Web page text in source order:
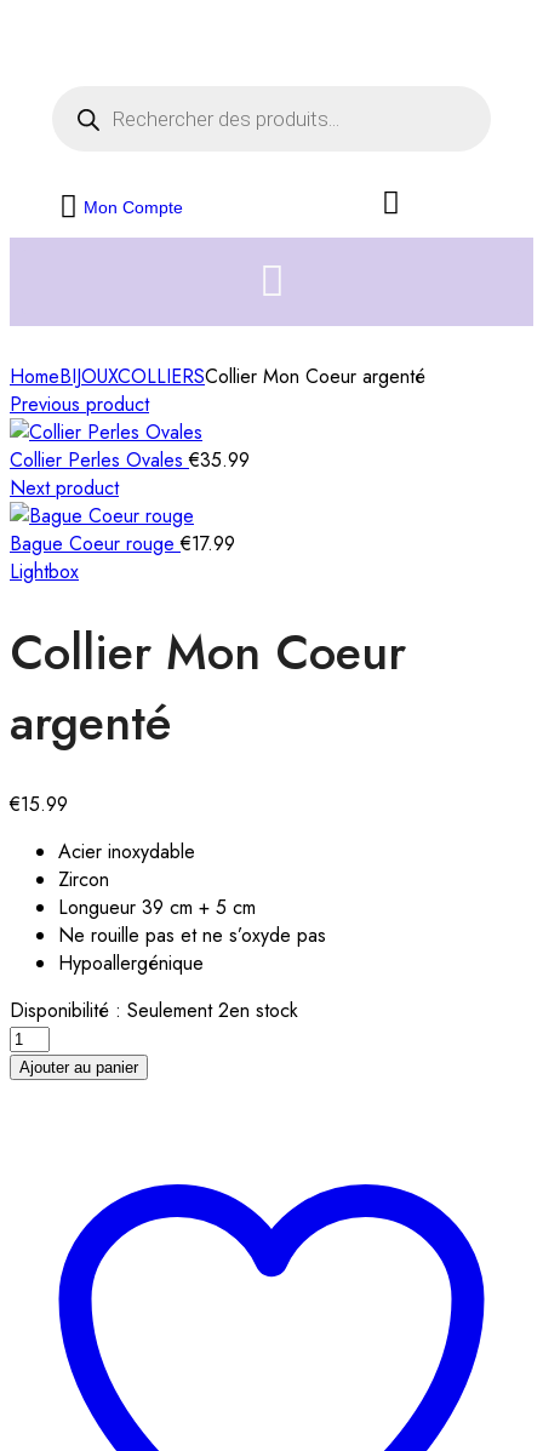
Mon Compte
HomeBIJOUXCOLLIERSCollier Mon Coeur argenté
Previous product
Collier Perles Ovales€35.99
Next product
Bague Coeur rouge€17.99
Lightbox
Collier Mon Coeur
argenté
€15.99
Acier inoxydable
Zircon
Longueur 39 cm + 5 cm
Ne rouille pas et ne s’oxyde pas
Hypoallergénique
Disponibilité : Seulement 2en stock
Ajouter au panier